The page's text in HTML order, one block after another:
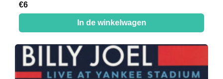
€6
In de winkelwagen